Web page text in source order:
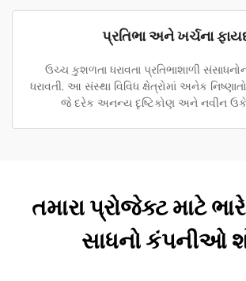
પ્રતિભા અને ખર્ચના
ઉચ્ચ કુશળતા ધરાવતા પ્રતિભાશાળી
ધરાવતી, આ સંસ્થા વિવિધ ક્ષેત્રોમાં અનેક
જે દરેક અનન્ય દૃષ્ટિકોણ અને નવીન
તમારા પ્રોજેક્ટ માટે
સાધનો કંપનીઓ